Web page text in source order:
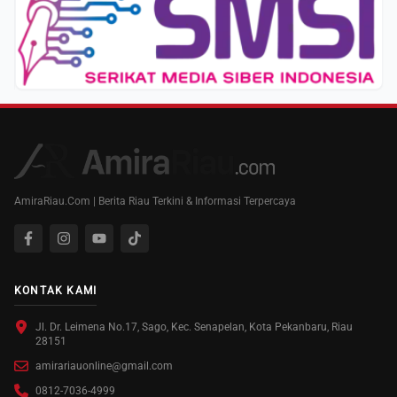
AmiraRiau.Com | Berita Riau Terkini & Informasi Terpercaya
KONTAK KAMI
Jl. Dr. Leimena No.17, Sago, Kec. Senapelan, Kota Pekanbaru, Riau
28151
amirariauonline@gmail.com
0812-7036-4999